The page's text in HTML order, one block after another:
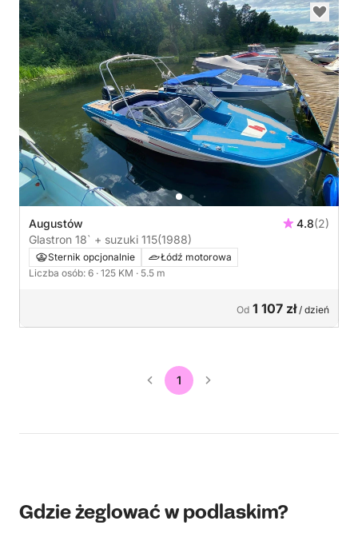
Augustów 4.8(2)
Glastron 18` + suzuki 115(1988)
Sternik opcjonalnie
Łódź motorowa
Liczba osób: 6 · 125 KM · 5.5 m
Od 1 107 zł/ dzień
1
Gdzie żeglować w podlaskim?